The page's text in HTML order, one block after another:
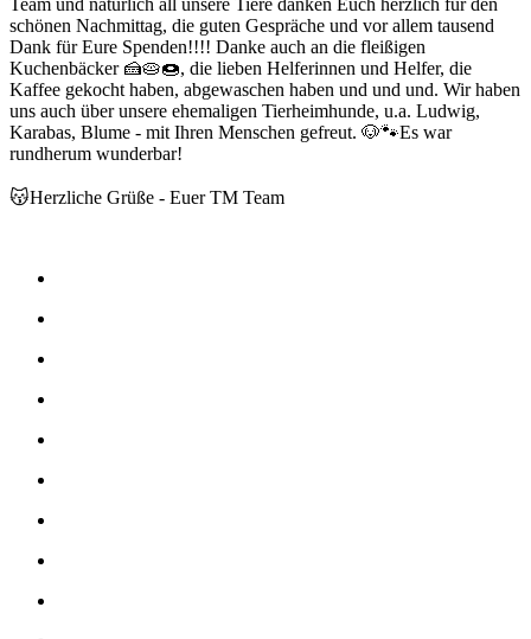
schönen Nachmittag, die guten Gespräche und vor allem tausend
Dank für Eure Spenden!!!! Danke auch an die fleißigen
Kuchenbäcker 🍰🥧🍩, die lieben Helferinnen und Helfer, die
Kaffee gekocht haben, abgewaschen haben und und und. Wir haben
uns auch über unsere ehemaligen Tierheimhunde, u.a. Ludwig,
Karabas, Blume - mit Ihren Menschen gefreut. 🐶🐾Es war
rundherum wunderbar!
😽Herzliche Grüße - Euer TM Team